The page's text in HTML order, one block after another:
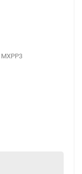
MXPP3